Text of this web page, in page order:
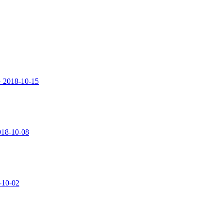
2018-10-15
10-08
02